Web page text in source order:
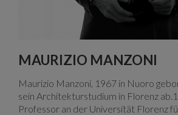
MAURIZIO MANZONI
Maurizio Manzoni, 1967 in Nuoro
sein Architekturstudium in Florenz
Professor an der Universität Florenz